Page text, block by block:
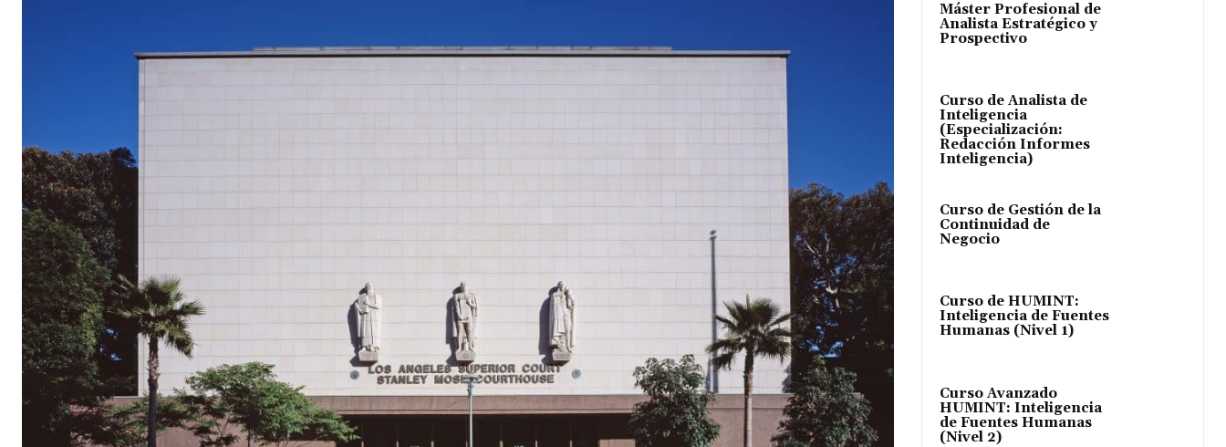
Máster Profesional de
Analista Estratégico y
Prospectivo
Curso de Analista de
Inteligencia
(Especialización:
Redacción Informes
Inteligencia)
Curso de Gestión de la
Continuidad de
Negocio
Curso de HUMINT:
Inteligencia de Fuentes
Humanas (Nivel 1)
Curso Avanzado
HUMINT: Inteligencia
de Fuentes Humanas
(Nivel 2)